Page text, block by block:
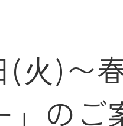
⽕)〜
」のご